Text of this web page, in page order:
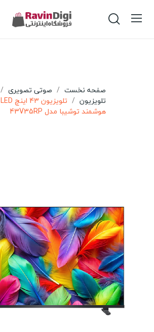
صفحه نخست
صوتی تصویری
تلویزیون
تلویزیون 43 اینچ LED
هوشمند توشیبا مدل 43V35RP